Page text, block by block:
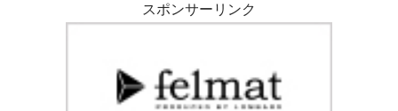
スポンサーリンク